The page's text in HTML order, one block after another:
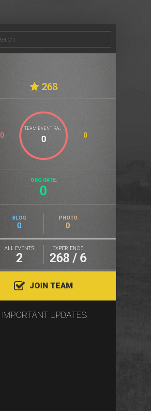
268
0 0
ORG RATE:
0
BLOG
0
PHOTO
0
ALL EVENTS
2
EXPERIENCE
268 / 6
JOIN TEAM
IMPORTANT UPDATES